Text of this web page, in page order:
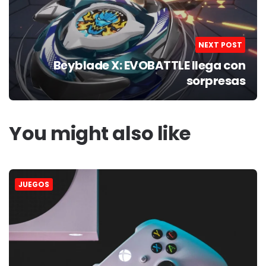
NEXT POST
Beyblade X: EVOBATTLE llega con
sorpresas
You might also like
JUEGOS